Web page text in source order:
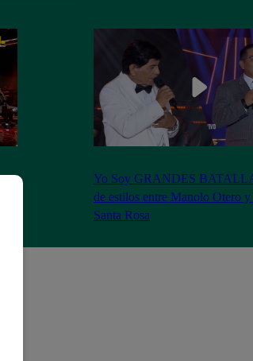
Yo Soy GRANDES
de estilos entre Manolo Otero
Santa Rosa